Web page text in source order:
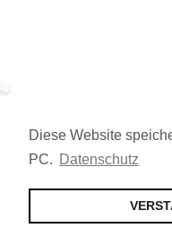
Diese Website
PC. Datenschutz